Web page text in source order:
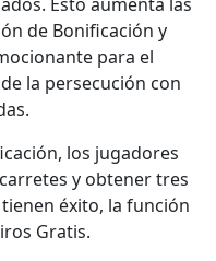
de Bonifi­cación y
para el
la per­se­cu­ción con
los jugadores
y obten­er tres
tienen éxi­to, la fun­ción
Gratis.